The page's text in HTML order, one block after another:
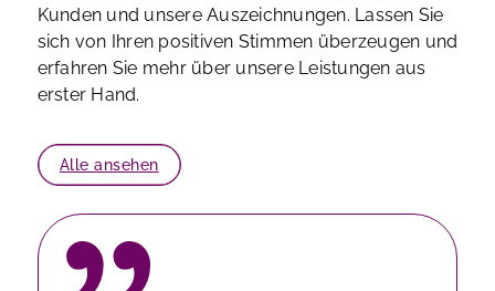
Kunden und unsere Auszeichnungen. Lassen Sie
sich von Ihren positiven Stimmen überzeugen und
erfahren Sie mehr über unsere Leistungen aus
erster Hand.
Alle ansehen